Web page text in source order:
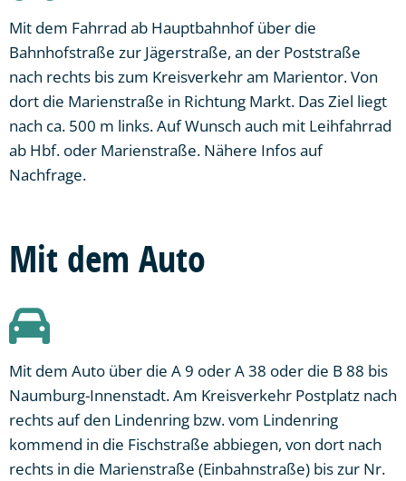
Mit dem Fahrrad ab Hauptbahnhof über die
Bahnhofstraße zur Jägerstraße, an der Poststraße
nach rechts bis zum Kreisverkehr am Marientor. Von
dort die Marienstraße in Richtung Markt. Das Ziel liegt
nach ca. 500 m links. Auf Wunsch auch mit Leihfahrrad
ab Hbf. oder Marienstraße. Nähere Infos auf
Nachfrage.
Mit dem Auto
Mit dem Auto über die A 9 oder A 38 oder die B 88 bis
Naumburg-Innenstadt. Am Kreisverkehr Postplatz nach
rechts auf den Lindenring bzw. vom Lindenring
kommend in die Fischstraße abbiegen, von dort nach
rechts in die Marienstraße (Einbahnstraße) bis zur Nr.